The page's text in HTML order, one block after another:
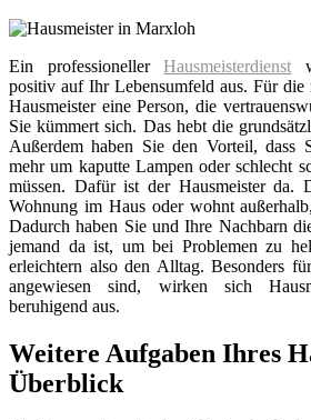
Ein professionellerHausmeisterdienst
positiv auf Ihr Lebensumfeld aus. Für die
Hausmeister eine Person, die
Sie kümmert sich. Das hebt die
Außerdem haben Sie den Vorteil, dass
mehr um kaputte Lampen oder schlecht
müssen. Dafür ist der Hausmeister da.
Wohnung im Haus oder wohnt
Dadurch haben Sie und Ihre Nachbarn
jemand da ist, um bei Problemen zu
erleichtern also den Alltag. Besonders
angewiesen sind, wirken sich
beruhigend aus.
Weitere Aufgaben Ihres
Überblick